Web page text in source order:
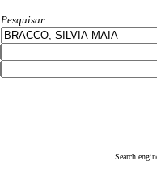
Pesquisar
Search